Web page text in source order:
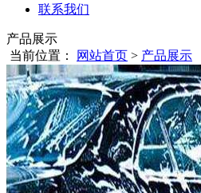
联系我们
产品展示
当前位置：
网站首页 > 产品展示